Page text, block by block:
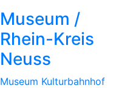
Museum /
Rhein-Kreis
Neuss
Museum Kulturbahnhof